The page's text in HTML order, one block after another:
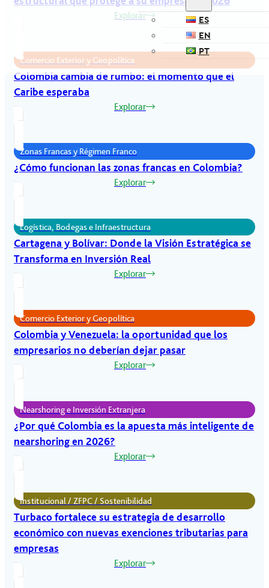
ES
EN
PT
Explorar
Comercio Exterior y Geopolítica
Colombia cambia de rumbo: el momento que el
Caribe esperaba
Explorar
Zonas Francas y Régimen Franco
¿Cómo funcionan las zonas francas en Colombia?
Explorar
Logística, Bodegas e Infraestructura
Cartagena y Bolívar: Donde la Visión Estratégica se
Transforma en Inversión Real
Explorar
Comercio Exterior y Geopolítica
Colombia y Venezuela: la oportunidad que los
empresarios no deberían dejar pasar
Explorar
Nearshoring e Inversión Extranjera
¿Por qué Colombia es la apuesta más inteligente de
nearshoring en 2026?
Explorar
Institucional / ZFPC / Sostenibilidad
Turbaco fortalece su estrategia de desarrollo
económico con nuevas exenciones tributarias para
empresas
Explorar